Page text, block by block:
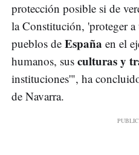
protección posible si de
la Constitución, 'proteger a
pueblos de España en el
humanos, sus culturas y
instituciones'", ha
de Navarra.